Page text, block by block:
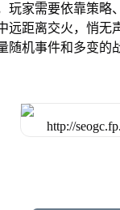
玩家需要依靠策略
远距离交火，悄无
随机事件和多变的